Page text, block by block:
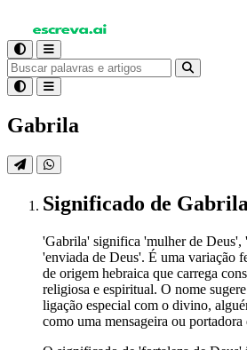
Gabrila
Significado de Gabrila
'Gabrila' significa 'mulher de Deus',
'enviada de Deus'. É uma variação
de origem hebraica que carrega
religiosa e espiritual. O nome
ligação especial com o divino,
como uma mensageira ou portadora